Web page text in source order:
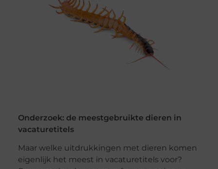
Onderzoek: de meestgebruikte dieren in
vacaturetitels
Maar welke uitdrukkingen met dieren komen
eigenlijk het meest in vacaturetitels voor?